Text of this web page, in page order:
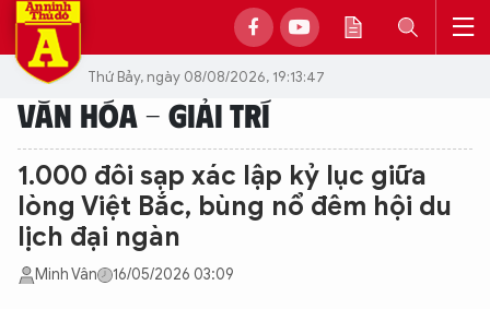
Thứ Bảy, ngày 08/08/2026, 19:13:47
VĂN HÓA - GIẢI TRÍ
1.000 đôi sạp xác lập kỷ lục giữa
lòng Việt Bắc, bùng nổ đêm hội du
lịch đại ngàn
Minh Vân 16/05/2026 03:09